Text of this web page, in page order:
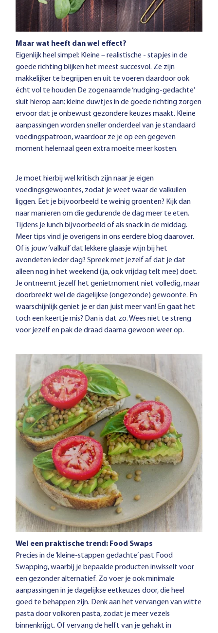
Maar wat heeft dan wel effect?
Eigenlijk heel simpel: Kleine – realistische - stapjes in de
goede richting blijken het meest succesvol. Ze zijn
makkelijker te begrijpen en uit te voeren daardoor ook
écht vol te houden De zogenaamde ‘nudging-gedachte’
sluit hierop aan; kleine duwtjes in de goede richting zorgen
ervoor dat je onbewust gezondere keuzes maakt. Kleine
aanpassingen worden sneller onderdeel van je standaard
voedingspatroon, waardoor ze je op een gegeven
moment helemaal geen extra moeite meer kosten.
Je moet hierbij wel kritisch zijn naar je eigen
voedingsgewoontes, zodat je weet waar de valkuilen
liggen. Eet je bijvoorbeeld te weinig groenten? Kijk dan
naar manieren om die gedurende de dag meer te eten.
Tijdens je lunch bijvoorbeeld of als snack in de middag.
Meer tips vind je overigens in ons eerdere blogdaarover.
Of is jouw ‘valkuil’ dat lekkere glaasje wijn bij het
avondeten ieder dag? Spreek met jezelf af dat je dat
alleen nog in het weekend (ja, ook vrijdag telt mee) doet.
Je ontneemt jezelf het genietmoment niet volledig, maar
doorbreekt wel de dagelijkse (ongezonde) gewoonte. En
waarschijnlijk geniet je er dan juist meer van! En gaat het
toch een keertje mis? Dan is dat zo. Wees niet te streng
voor jezelf en pak de draad daarna gewoon weer op.
Wel een praktische trend: Food Swaps
Precies in de ‘kleine-stappen gedachte’ past Food
Swapping, waarbij je bepaalde producten inwisselt voor
een gezonder alternatief. Zo voer je ook minimale
aanpassingen in je dagelijkse eetkeuzes door, die heel
goed te behappen zijn. Denk aan het vervangen van witte
pasta door volkoren pasta, zodat je meer vezels
binnenkrijgt. Of vervang de helft van je gehakt in